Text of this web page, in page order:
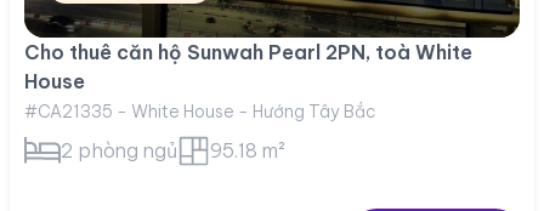
Cho thuê căn hộ Sunwah Pearl 2PN, toà White
House
#CA21335 - White House - Hướng Tây Bắc
2 phòng ngủ 95.18 m²